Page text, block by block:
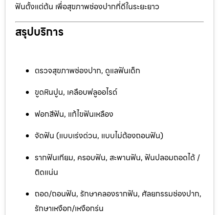
ฟันตั้งแต่ต้น เพื่อสุขภาพช่องปากที่ดีในระยะยาว
สรุปบริการ
ตรวจสุขภาพช่องปาก, ดูแลฟันเด็ก
ขูดหินปูน, เคลือบฟลูออไรด์
ฟอกสีฟัน, แก้ไขฟันเหลือง
จัดฟัน (แบบเร่งด่วน, แบบไม่ต้องถอนฟัน)
รากฟันเทียม, ครอบฟัน, สะพานฟัน, ฟันปลอมถอดได้ /
ติดแน่น
ถอด/ถอนฟัน, รักษาคลองรากฟัน, ศัลยกรรมช่องปาก,
รักษาเหงือก/เหงือกร่น